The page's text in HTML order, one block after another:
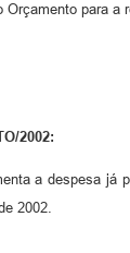
para a
2002:
a despesa já
2002.